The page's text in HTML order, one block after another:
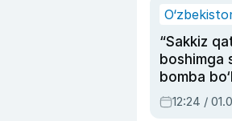
“Sakkiz
boshimga
bomba
Oripovni
12:24 /